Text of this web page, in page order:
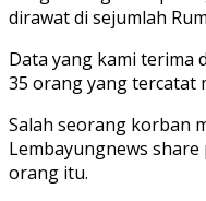
dirawat di sejumlah
Data yang kami terima
35 orang yang tercatat
Salah seorang korban
Lembayungnews
orang itu.